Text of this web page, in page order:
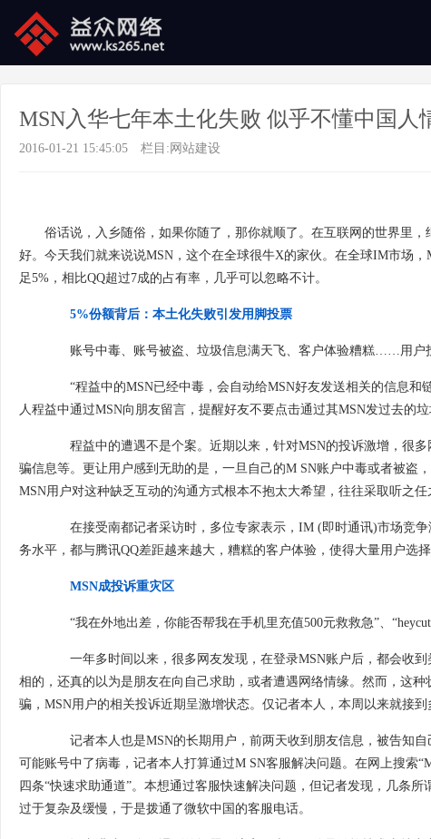
MSN入华七年本土化失败 似乎不懂中国人
2016-01-21 15:45:05 栏目: 网站建设
俗话说，入乡随俗，如果你随了，那你就顺了。在互联网的世界里
好。今天我们就来说说MSN，这个在全球很牛X的家伙。在全球IM市场
足5%，相比QQ超过7成的占有率，几乎可以忽略不计。
5%份额背后：本土化失败引发用脚投票
账号中毒、账号被盗、垃圾信息满天飞、客户体验糟糕……用户
“程益中的MSN已经中毒，会自动给MSN好友发送相关的信息和
人程益中通过MSN向朋友留言，提醒好友不要点击通过其MSN发过去的垃
程益中的遭遇不是个案。近期以来，针对MSN的投诉激增，很多
骗信息等。更让用户感到无助的是，一旦自己的M SN账户中毒或者被盗
MSN用户对这种缺乏互动的沟通方式根本不抱太大希望，往往采取听之任
在接受南都记者采访时，多位专家表示，IM (即时通讯)市场竞争
务水平，都与腾讯QQ差距越来越大，糟糕的客户体验，使得大量用户选
MSN成投诉重灾区
“我在外地出差，你能否帮我在手机里充值500元救救急”、
一年多时间以来，很多网友发现，在登录MSN账户后，都会收到
相的，还真的以为是朋友在向自己求助，或者遭遇网络情缘。然而，这
骗，MSN用户的相关投诉近期呈激增状态。仅记者本人，本周以来就接
记者本人也是MSN的长期用户，前两天收到朋友信息，被告知自
可能账号中了病毒，记者本人打算通过M SN客服解决问题。在网上搜索
四条“快速求助通道”。本想通过客服快速解决问题，但记者发现，几条
过于复杂及缓慢，于是拨通了微软中国的客服电话。